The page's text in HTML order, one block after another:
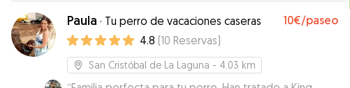
Paula · Tu perro de vacaciones caseras 10€/paseo
4.8 (10 Reservas)
San Cristóbal de La Laguna - 4.03 km